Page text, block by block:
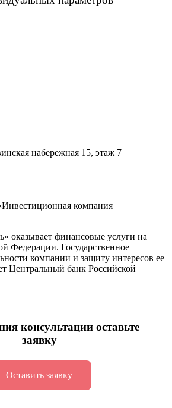
набережная 15, этаж 7
компания
финансовые услуги на
Федерации. Государственное
компании и защиту интересов ее
Центральный банк Российской
консультации оставьте
заявку
Оставить заявку